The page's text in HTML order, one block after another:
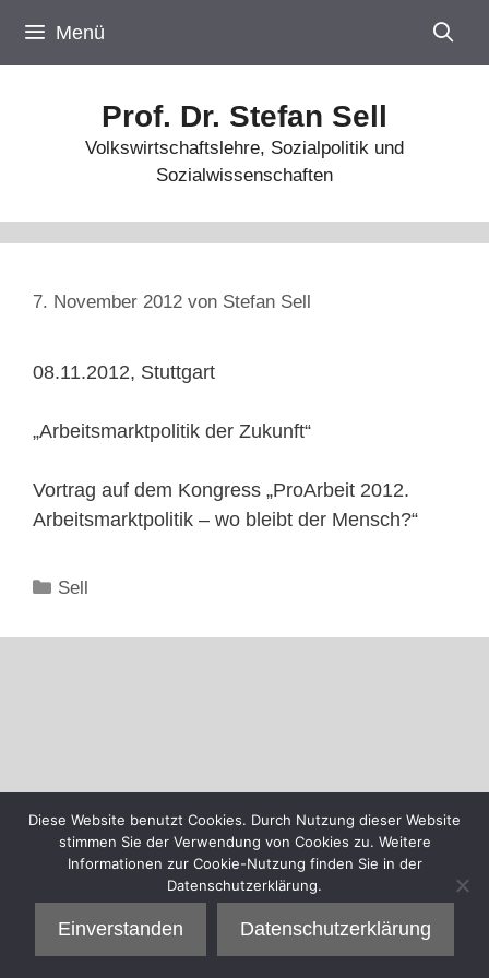
Inhalt
springen
Menü
Prof. Dr. Stefan Sell
Volkswirtschaftslehre, Sozialpolitik und
Sozialwissenschaften
7. November 2012 von Stefan Sell
08.11.2012, Stuttgart
„Arbeitsmarktpolitik der Zukunft“
Vortrag auf dem Kongress „ProArbeit 2012.
Arbeitsmarktpolitik – wo bleibt der Mensch?“
Kategorien
Sell
Diese Website benutzt Cookies. Durch Nutzung dieser Website
stimmen Sie der Verwendung von Cookies zu. Weitere
Informationen zur Cookie-Nutzung finden Sie in der
Datenschutzerklärung.
Einverstanden Datenschutzerklärung